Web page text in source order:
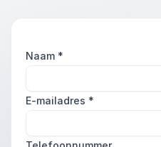
Naam *
E-mailadres *